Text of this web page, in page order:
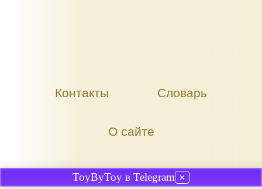
Контакты Словарь
О сайте
ToyByToy в Telegram ✕